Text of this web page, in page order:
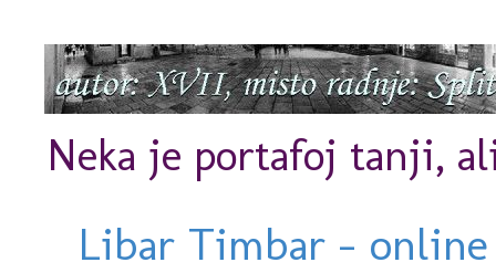
Neka je portafoj tanji,
Libar Timbar -